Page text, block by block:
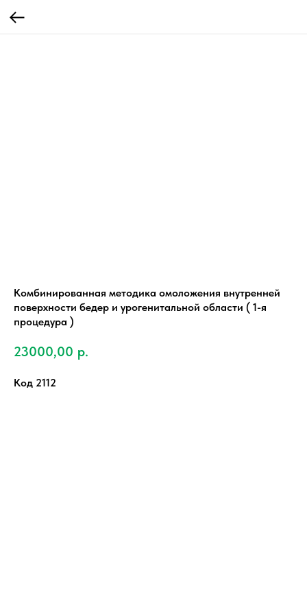
Комбинированная методика омоложения внутренней
поверхности бедер и урогенитальной области ( 1-я
процедура )
23000,00 р.
Код 2112